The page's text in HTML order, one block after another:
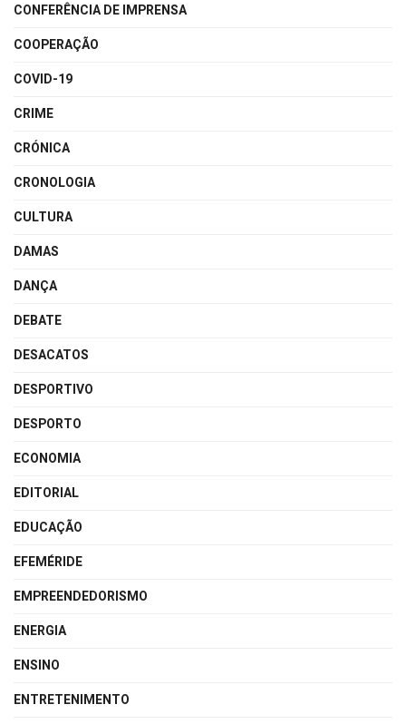
CONFERÊNCIA DE IMPRENSA
COOPERAÇÃO
COVID-19
CRIME
CRÓNICA
CRONOLOGIA
CULTURA
DAMAS
DANÇA
DEBATE
DESACATOS
DESPORTIVO
DESPORTO
ECONOMIA
EDITORIAL
EDUCAÇÃO
EFEMÉRIDE
EMPREENDEDORISMO
ENERGIA
ENSINO
ENTRETENIMENTO